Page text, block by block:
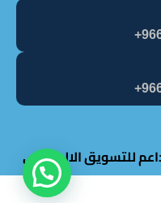
للتسويق الالكتروني